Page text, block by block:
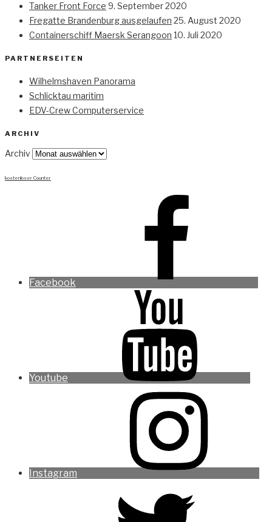
Tanker Front Force 9. September 2020
Fregatte Brandenburg ausgelaufen 25. August 2020
Containerschiff Maersk Serangoon 10. Juli 2020
PARTNERSEITEN
Wilhelmshaven Panorama
Schlicktau maritim
EDV-Crew Computerservice
ARCHIV
Archiv
kostenloser Counter
Facebook
Youtube
Instagram